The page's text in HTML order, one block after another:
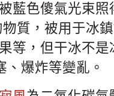
藍色傻氣光束照
質，被用于冰
等，但干冰不
、爆炸等變亂。